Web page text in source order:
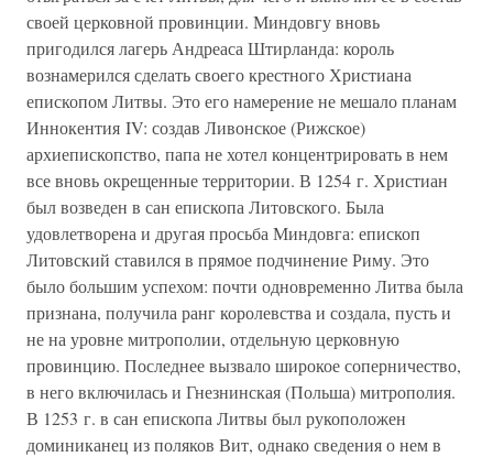
своей церковной провинции. Миндовгу вновь
пригодился лагерь Андреаса Штирланда: король
вознамерился сделать своего крестного Христиана
епископом Литвы. Это его намерение не мешало планам
Иннокентия IV: создав Ливонское (Рижское)
архиепископство, папа не хотел концентрировать в нем
все вновь окрещенные территории. В 1254 г. Христиан
был возведен в сан епископа Литовского. Была
удовлетворена и другая просьба Миндовга: епископ
Литовский ставился в прямое подчинение Риму. Это
было большим успехом: почти одновременно Литва была
признана, получила ранг королевства и создала, пусть и
не на уровне митрополии, отдельную церковную
провинцию. Последнее вызвало широкое соперничество,
в него включилась и Гнезнинская (Польша) митрополия.
В 1253 г. в сан епископа Литвы был рукоположен
доминиканец из поляков Вит, однако сведения о нем в